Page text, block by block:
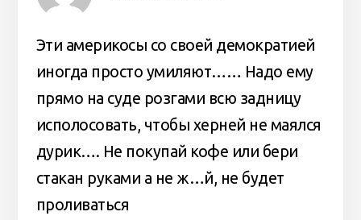
Эти америкосы со своей демократией
иногда просто умиляют…… Надо ему
прямо на суде розгами всю задницу
исполосовать, чтобы херней не маялся
дурик…. Не покупай кофе или бери
стакан руками а не ж…й, не будет
проливаться